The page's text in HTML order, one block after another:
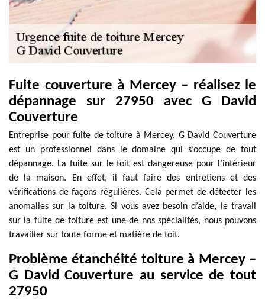
Fuite couverture à Mercey – réalisez le
dépannage sur 27950 avec G David
Couverture
Entreprise pour fuite de toiture à Mercey, G David Couverture
est un professionnel dans le domaine qui s’occupe de tout
dépannage. La fuite sur le toit est dangereuse pour l’intérieur
de la maison. En effet, il faut faire des entretiens et des
vérifications de façons régulières. Cela permet de détecter les
anomalies sur la toiture. Si vous avez besoin d’aide, le travail
sur la fuite de toiture est une de nos spécialités, nous pouvons
travailler sur toute forme et matière de toit.
Problème étanchéité toiture à Mercey –
G David Couverture au service de tout
27950